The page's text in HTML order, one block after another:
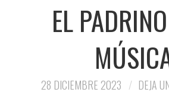
EL
28 DICIEMBRE 2023 DEJA